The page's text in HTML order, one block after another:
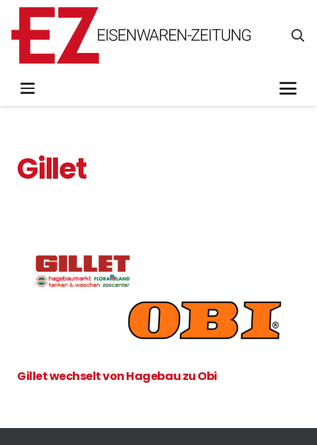
Gillet
Gillet wechselt von Hagebau zu Obi